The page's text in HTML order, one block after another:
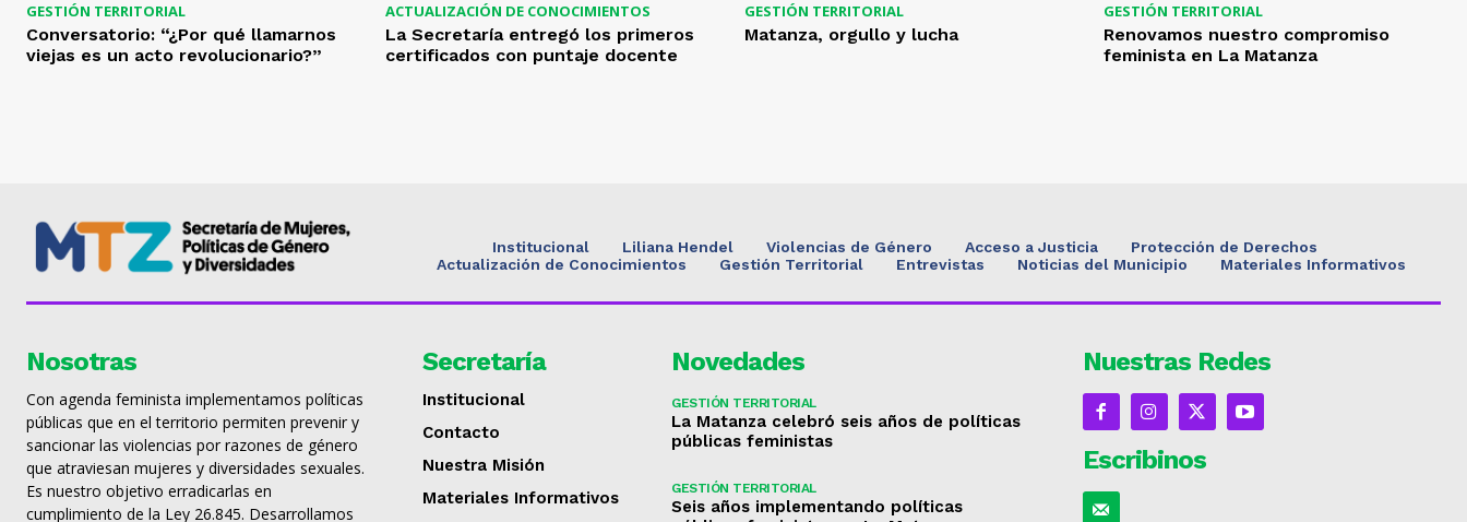
GESTIÓN TERRITORIAL
Conversatorio: “¿Por qué llamarnos
viejas es un acto revolucionario?”
ACTUALIZACIÓN DE CONOCIMIENTOS
La Secretaría entregó los primeros
certificados con puntaje docente
GESTIÓN TERRITORIAL
Matanza, orgullo y lucha
GESTIÓN TERRITORIAL
Renovamos nuestro compromiso
feminista en La Matanza
Institucional Liliana Hendel Violencias de Género Acceso a Justicia
Protección de Derechos
Actualización de Conocimientos
Gestión Territorial Entrevistas Noticias del Municipio Materiales Informativos
Nosotras
Con agenda feminista implementamos políticas
públicas que en el territorio permiten prevenir y
sancionar las violencias por razones de género
que atraviesan mujeres y diversidades sexuales.
Es nuestro objetivo erradicarlas en
cumplimiento de la Ley 26.845. Desarrollamos
Secretaría
Institucional
Contacto
Nuestra Misión
Materiales Informativos
Novedades
GESTIÓN TERRITORIAL
La Matanza celebró seis años de políticas
públicas feministas
GESTIÓN TERRITORIAL
Seis años implementando políticas
Nuestras Redes
Escribinos